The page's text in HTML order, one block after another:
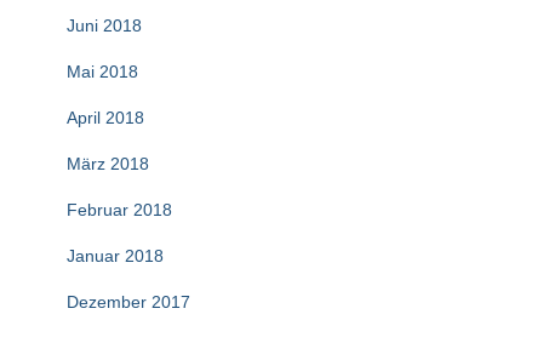
Juni 2018
Mai 2018
April 2018
März 2018
Februar 2018
Januar 2018
Dezember 2017